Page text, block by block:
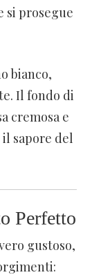
si prosegue
bianco,
Il fondo di
cremosa e
sapore del
Perfetto
gustoso,